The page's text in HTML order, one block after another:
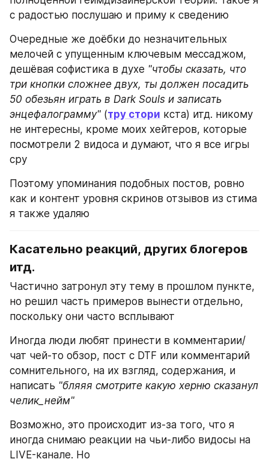
с радостью послушаю и приму к сведению
Очередные же доёбки до незначительных
мелочей c упущенным ключевым мессаджом,
дешёвая софистика в духе "чтобы сказать, что
три кнопки сложнее двух, ты должен посадить
50 обезьян играть в Dark Souls и записать
энцефалограмму" (тру стори кста) итд. никому
не интересны, кроме моих хейтеров, которые
посмотрели 2 видоса и думают, что я все игры
сру
Поэтому упоминания подобных постов, ровно
как и контент уровня скринов отзывов из стима
я также удаляю
Касательно реакций, других блогеров
итд.
Частично затронул эту тему в прошлом пункте,
но решил часть примеров вынести отдельно,
поскольку они часто всплывают
Иногда люди любят принести в комментарии/
чат чей-то обзор, пост с DTF или комментарий
сомнительного, на их взгляд, содержания, и
написать "бляяя смотрите какую херню сказанул
челик_нейм"
Возможно, это происходит из-за того, что я
иногда снимаю реакции на чьи-либо видосы на
LIVE-канале. Но